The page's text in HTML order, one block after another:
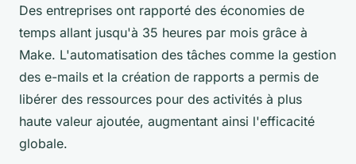
Des entreprises ont rapporté des économies de
temps allant jusqu'à 35 heures par mois grâce à
Make. L'automatisation des tâches comme la gestion
des e-mails et la création de rapports a permis de
libérer des ressources pour des activités à plus
haute valeur ajoutée, augmentant ainsi l'efficacité
globale.